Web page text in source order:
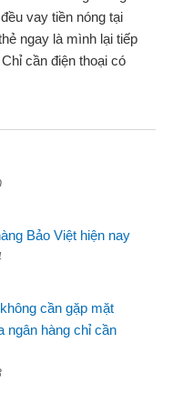
nhập hàng, nhờ biết
bạn bè giới thiệu tôi
công việc của
Bảo Việt hiện nay
cần gặp mặt
ngân hàng chỉ cần